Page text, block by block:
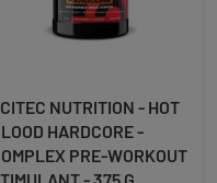
NUTRITION - HOT
HARDCORE -
PRE-WORKOUT
- 375 G